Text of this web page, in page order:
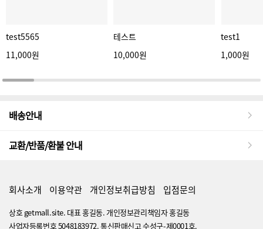
test5565
11,000원
테스트
10,000원
test1
1,000원
배송안내
교환/반품/환불 안내
회사소개 이용약관 개인정보취급방침 입점문의
상호 getmall.site. 대표 홍길동. 개인정보관리책임자 홍길동
사업자등록번호 5048183972. 통신판매신고 수성구-제0001호.